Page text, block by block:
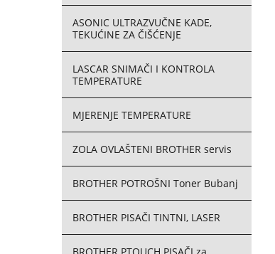
ASONIC ULTRAZVUČNE KADE,
TEKUĆINE ZA ČIŠĆENJE
LASCAR SNIMAČI I KONTROLA
TEMPERATURE
MJERENJE TEMPERATURE
ZOLA OVLAŠTENI BROTHER servis
BROTHER POTROŠNI Toner Bubanj
BROTHER PISAČI TINTNI, LASER